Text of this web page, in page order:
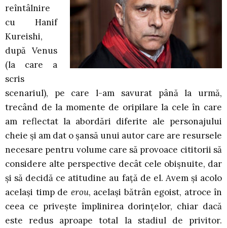
reîntâlnire
cu Hanif
Kureishi,
după Venus
(la care a
scris
scenariul), pe care l-am savurat până la urmă,
trecând de la momente de oripilare la cele în care
am reflectat la abordări diferite ale personajului
cheie și am dat o șansă unui autor care are resursele
necesare pentru volume care să provoace cititorii să
considere alte perspective decât cele obișnuite, dar
și să decidă ce atitudine au față de el. Avem și acolo
același timp de erou, același bătrân egoist, atroce în
ceea ce privește împlinirea dorințelor, chiar dacă
este redus aproape total la stadiul de privitor.